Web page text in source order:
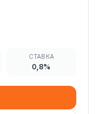
СТАВКА
0,8%